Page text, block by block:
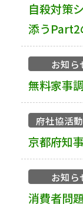
自殺対策
添うPart2
お知ら
無料家事
府社協活
京都府知
お知ら
消費者問